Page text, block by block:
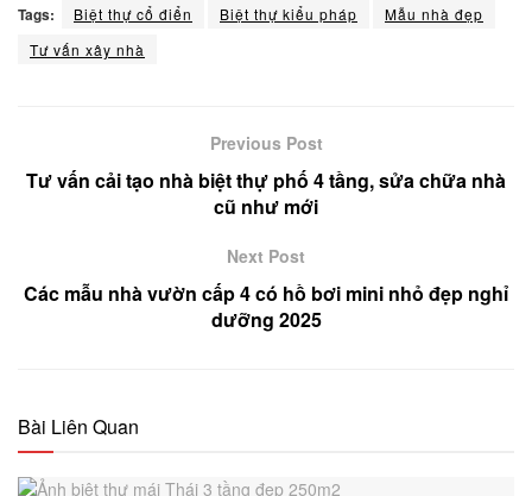
Tags: Biệt thự cổ điển Biệt thự kiểu pháp
Mẫu nhà đẹp
Tư vấn xây nhà
Previous Post
Tư vấn cải tạo nhà biệt thự phố 4 tầng, sửa chữa nhà
cũ như mới
Next Post
Các mẫu nhà vườn cấp 4 có hồ bơi mini nhỏ đẹp nghỉ
dưỡng 2025
Bài Liên Quan